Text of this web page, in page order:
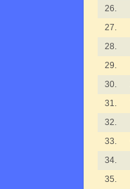
26.
27.
28.
29.
30.
31.
32.
33.
34.
35.